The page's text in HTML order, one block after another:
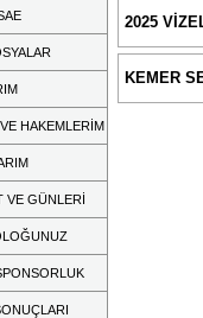
HAKEMLERİM
VE GÜNLERİ
2025
KEMER